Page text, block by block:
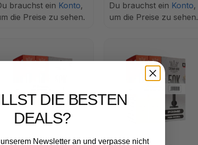
brauchst ein Konto,
die Preise zu sehen.
Du brauchst ein Konto,
um die Preise zu sehen.
DIE BESTEN
DEALS?
Newsletter an und verpasse nicht